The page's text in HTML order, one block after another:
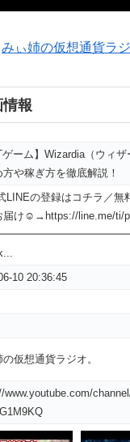
みぃ姉の仮想通貨ラジ
報
ゲーム】Wizardia（ウィ
方や稼ぎ方を徹底解説！
LINEの登録はコチラ／無
届け☺→https://line.me/
10 20:36:45
仮想通貨ラジオ。
www.youtube.com/